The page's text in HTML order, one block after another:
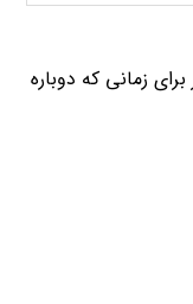
زمانی که دوباره